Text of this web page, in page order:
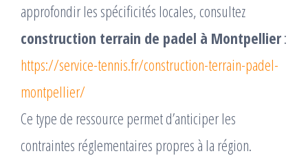
approfondir les spécificités locales, consultez
construction terrain de padel à Montpellier:
https://service-tennis.fr/construction-terrain-padel-
montpellier/
Ce type de ressource permet d’anticiper les
contraintes réglementaires propres à la région.